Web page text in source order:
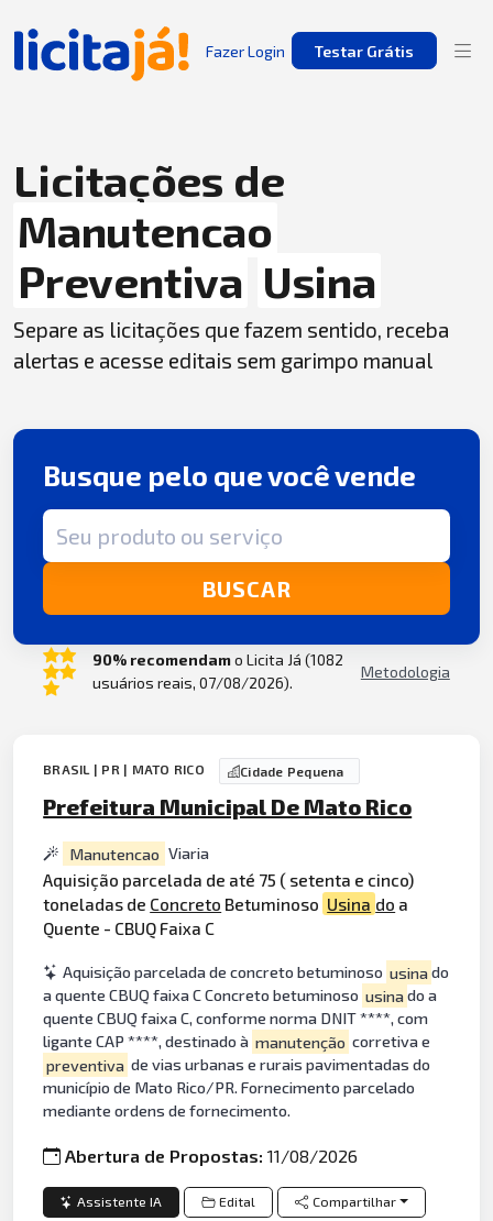
Fazer Login Testar Grátis
Licitações de
Manutencao
Preventiva Usina
Separe as licitações que fazem sentido, receba
alertas e acesse editais sem garimpo manual
Busque pelo que você vende
Termo de busca
BUSCAR
90% recomendamo Licita Já (1082
usuários reais, 07/08/2026).
Metodologia
BRASIL | PR | MATO RICO Cidade Pequena
Prefeitura Municipal De Mato Rico
Manutencao Viaria
Aquisição parcelada de até 75 ( setenta e cinco)
toneladas de Concreto Betuminoso Usina do a
Quente - CBUQ Faixa C
Aquisição parcelada de concreto betuminoso usinado
a quente CBUQ faixa C Concreto betuminoso usinado a
quente CBUQ faixa C, conforme norma DNIT ****, com
ligante CAP ****, destinado à manutenção corretiva e
preventiva de vias urbanas e rurais pavimentadas do
município de Mato Rico/PR. Fornecimento parcelado
mediante ordens de fornecimento.
Abertura de Propostas:11/08/2026
Assistente IA Edital Compartilhar